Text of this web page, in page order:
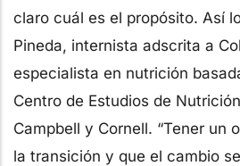
claro cuál es el propósito. Así
Pineda, internista adscrita a
especialista en nutrición
Centro de Estudios de
Campbell y Cornell. “Tener un
la transición y que el cambio